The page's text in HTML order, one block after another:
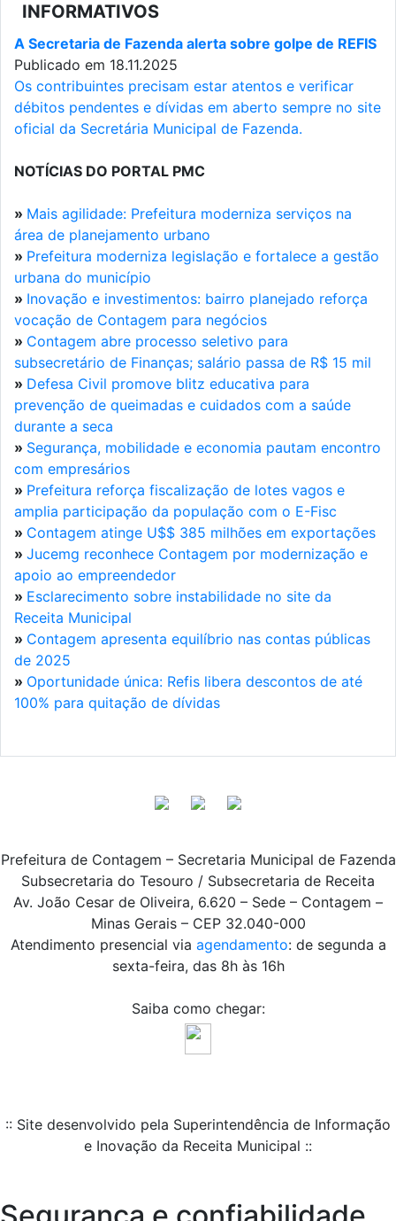
INFORMATIVOS
A Secretaria de Fazenda alerta sobre golpe de REFIS
Publicado em 18.11.2025
Os contribuintes precisam estar atentos e verificar
débitos pendentes e dívidas em aberto sempre no site
oficial da Secretária Municipal de Fazenda.
NOTÍCIAS DO PORTAL PMC
» Mais agilidade: Prefeitura moderniza serviços na
área de planejamento urbano
» Prefeitura moderniza legislação e fortalece a gestão
urbana do município
» Inovação e investimentos: bairro planejado reforça
vocação de Contagem para negócios
» Contagem abre processo seletivo para
subsecretário de Finanças; salário passa de R$ 15 mil
» Defesa Civil promove blitz educativa para
prevenção de queimadas e cuidados com a saúde
durante a seca
» Segurança, mobilidade e economia pautam encontro
com empresários
» Prefeitura reforça fiscalização de lotes vagos e
amplia participação da população com o E-Fisc
» Contagem atinge U$$ 385 milhões em exportações
» Jucemg reconhece Contagem por modernização e
apoio ao empreendedor
» Esclarecimento sobre instabilidade no site da
Receita Municipal
» Contagem apresenta equilíbrio nas contas públicas
de 2025
» Oportunidade única: Refis libera descontos de até
100% para quitação de dívidas
Prefeitura de Contagem – Secretaria Municipal de Fazenda
Subsecretaria do Tesouro / Subsecretaria de Receita
Av. João Cesar de Oliveira, 6.620 – Sede – Contagem –
Minas Gerais – CEP 32.040-000
Atendimento presencial via agendamento: de segunda a
sexta-feira, das 8h às 16h
Saiba como chegar:
:: Site desenvolvido pela Superintendência de Informação
e Inovação da Receita Municipal ::